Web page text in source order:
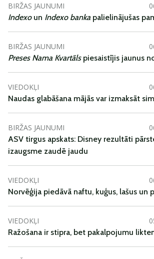
BIRŽAS JAUNUMI
Indexoun Indexo banka palielinājušas
BIRŽAS JAUNUMI
Preses Nama Kvartāls piesaistījis jaunus
VIEDOKĻI
Naudas glabāšana mājās var izmaksāt
BIRŽAS JAUNUMI
ASV tirgus apskats: Disney rezultāti
izaugsme zaudē jaudu
VIEDOKĻI
Norvēģija piedāvā naftu, kuģus, lašus un
VIEDOKĻI
Ražošana ir stipra, bet pakalpojumu